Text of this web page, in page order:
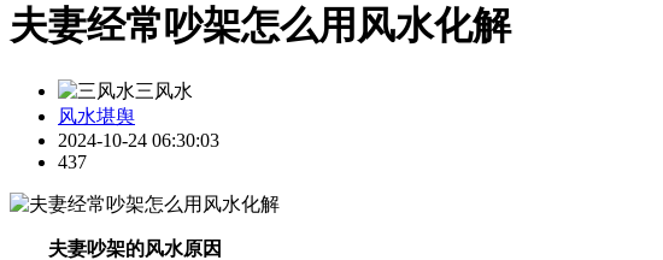
夫妻经常吵架怎么用风水化解
三风水
风水堪舆
2024-10-24 06:30:03
437
夫妻吵架的风水原因